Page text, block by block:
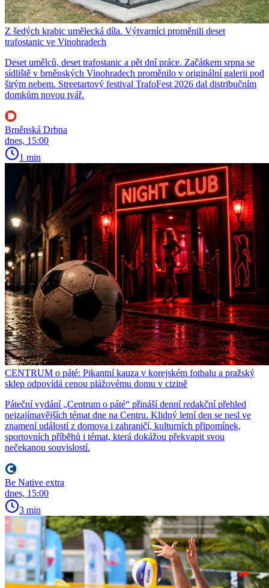
Z šedých krabic umělecká díla. Výtvarníci proměnili deset
trafostanic ve Vinohradech
Deset umělců, deset trafostanic a pět dní práce. Začátkem srpna se
sídliště v brněnských Vinohradech proměnilo v originální galerii pod
širým nebem. Streetartový festival TrafoFest 2026 dal distribučním
domkům novou tvář.
Brněnská Drbna
dnes, 15:00
1 min
CENTRUM o páté: Pikantní kauza v korejském fotbalu a pražský
sklep odpovídá cenou plážovému domu v cizině
Páteční vydání „Centrum o páté“ přináší denní redakční přehled
nejzajímavějších témat dne na Centru. Klidný letní den se nesl ve
znamení událostí z domova i zahraničí, kulturních připomínek,
sportovních příběhů i témat, která dokážou překvapit svou
nečekanou souvislostí.
Be Native extra
dnes, 15:00
3 min